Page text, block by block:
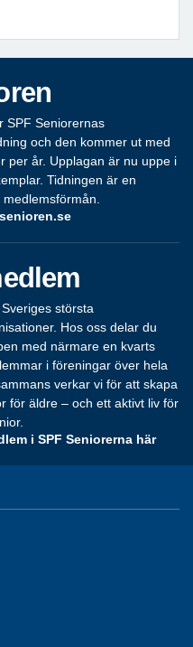
SPF Seniorernas
och den kommer ut med
per år. Upplagan är nu uppe i
Tidningen är en
största
Hos oss delar du
med närmare en kvarts
i föreningar över hela
verkar vi för att skapa
för äldre – och ett aktivt liv för
i SPF Seniorerna här